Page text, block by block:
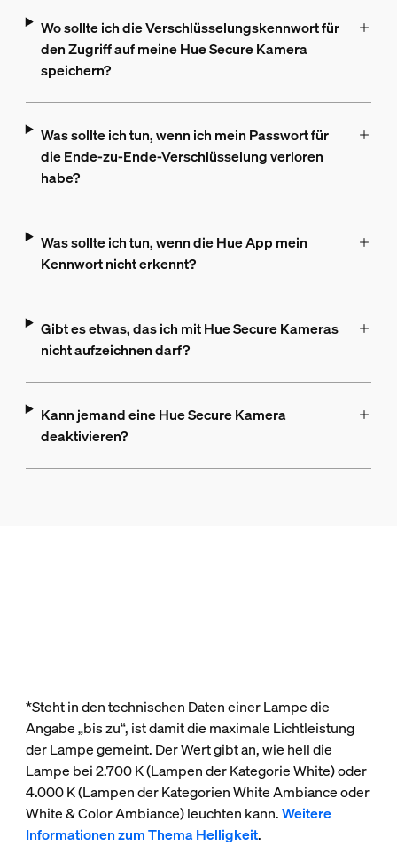
Wo sollte ich die Verschlüsselungskennwort für
den Zugriff auf meine Hue Secure Kamera
speichern?
Was sollte ich tun, wenn ich mein Passwort für
die Ende-zu-Ende-Verschlüsselung verloren
habe?
Was sollte ich tun, wenn die Hue App mein
Kennwort nicht erkennt?
Gibt es etwas, das ich mit Hue Secure Kameras
nicht aufzeichnen darf?
Kann jemand eine Hue Secure Kamera
deaktivieren?
*Steht in den technischen Daten einer Lampe die
Angabe „bis zu“, ist damit die maximale Lichtleistung
der Lampe gemeint. Der Wert gibt an, wie hell die
Lampe bei 2.700 K (Lampen der Kategorie White) oder
4.000 K (Lampen der Kategorien White Ambiance oder
White & Color Ambiance) leuchten kann.Weitere
Informationen zum Thema Helligkeit.